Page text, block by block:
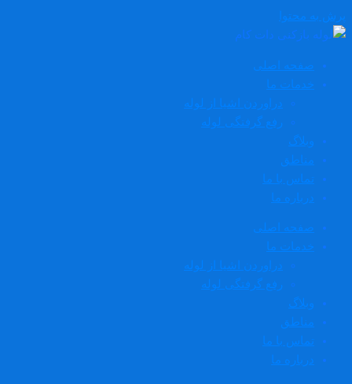
پرش به محتوا
صفحه اصلی
خدمات ما
دراوردن اشیا از لوله
رفع گرفتگی لوله
وبلاگ
مناطق
تماس با ما
درباره ما
صفحه اصلی
خدمات ما
دراوردن اشیا از لوله
رفع گرفتگی لوله
وبلاگ
مناطق
تماس با ما
درباره ما